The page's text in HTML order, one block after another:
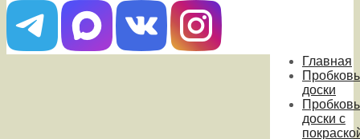
Главная
доски
доски с